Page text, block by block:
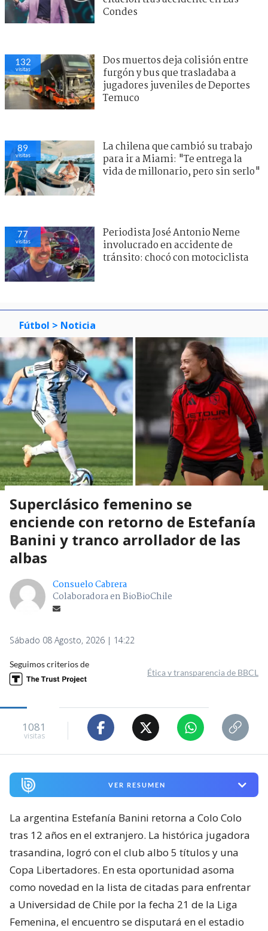
Condes
132
visitas
Dos muertos deja colisión entre
furgón y bus que trasladaba a
jugadores juveniles de Deportes
Temuco
89
visitas
La chilena que cambió su trabajo
para ir a Miami: "Te entrega la
vida de millonario, pero sin serlo"
77
visitas
Periodista José Antonio Neme
involucrado en accidente de
tránsito: chocó con motociclista
Fútbol > Noticia
Superclásico femenino se
enciende con retorno de Estefanía
Banini y tranco arrollador de las
albas
Consuelo Cabrera
Colaboradora en BioBioChile
Sábado 08 Agosto, 2026 | 14:22
Seguimos criterios de
Ética y transparencia de BBCL
1081
visitas
VER RESUMEN
La argentina Estefanía Banini retorna a Colo Colo
tras 12 años en el extranjero. La histórica jugadora
trasandina, logró con el club albo 5 títulos y una
Copa Libertadores. En esta oportunidad asoma
como novedad en la lista de citadas para enfrentar
a Universidad de Chile por la fecha 21 de la Liga
Femenina, el encuentro se disputará en el estadio